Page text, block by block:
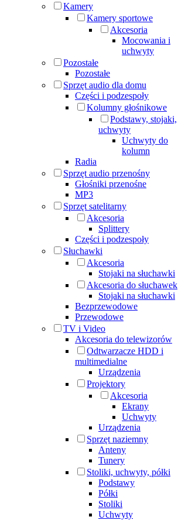
Kamery
Kamery sportowe
Akcesoria
Mocowania i
uchwyty
Pozostałe
Pozostałe
Sprzęt audio dla domu
Części i podzespoły
Kolumny głośnikowe
Podstawy, stojaki,
uchwyty
Uchwyty do
kolumn
Radia
Sprzęt audio przenośny
Głośniki przenośne
MP3
Sprzęt satelitarny
Akcesoria
Splittery
Części i podzespoły
Słuchawki
Akcesoria
Stojaki na słuchawki
Akcesoria do słuchawek
Stojaki na słuchawki
Bezprzewodowe
Przewodowe
TV i Video
Akcesoria do telewizorów
Odtwarzacze HDD i
multimedialne
Urządzenia
Projektory
Akcesoria
Ekrany
Uchwyty
Urządzenia
Sprzęt naziemny
Anteny
Tunery
Stoliki, uchwyty, półki
Podstawy
Półki
Stoliki
Uchwyty